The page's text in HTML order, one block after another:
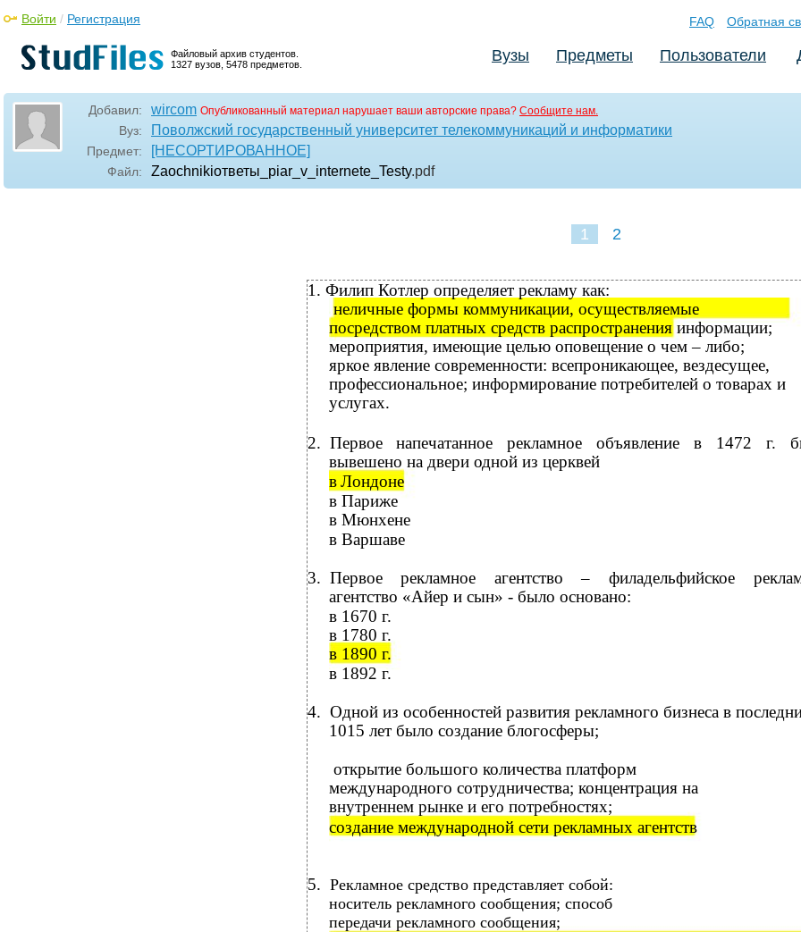
Файловый архив студентов.
1327 вузов, 5478 предметов.
Войти / Регистрация FAQ Обратная
Вузы Предметы Пользователи
Добавил: wircom Опубликованный материал нарушает ваши авторские права? Сообщите нам.
Вуз: Поволжский государственный университет телекоммуникаций и информатики
Предмет: [НЕСОРТИРОВАННОЕ]
Файл: Zaochnikiответы_piar_v_internete_Testy.pdf
1 2
1. Филип Котлер определяет рекламу как:
неличные формы коммуникации, осуществляемые
посредством платных средств распространения информации;
мероприятия, имеющие целью оповещение о чем – либо;
яркое явление современности: всепроникающее, вездесущее,
профессиональное; информирование потребителей о товарах и
услугах.
2. Первое напечатанное рекламное объявление в 1472 г.
вывешено на двери одной из церквей
в Лондоне
в Париже
в Мюнхене
в Варшаве
3. Первое рекламное агентство – филадельфийское
агентство «Айер и сын» - было основано:
в 1670 г.
в 1780 г.
в 1890 г.
в 1892 г.
4. Одной из особенностей развития рекламного бизнеса в
1015 лет было создание блогосферы;
открытие большого количества платформ
международного сотрудничества; концентрация на
внутреннем рынке и его потребностях;
создание международной сети рекламных агентств
5. Рекламное средство представляет собой:
носитель рекламного сообщения; способ
передачи рекламного сообщения;